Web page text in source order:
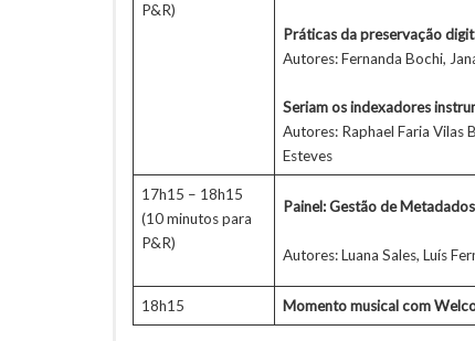
P&R)
Práticas da preservação
Autores: Fernanda Bochi,
Seriam os indexadores
Autores: Raphael Faria Vilas
Esteves
17h15 – 18h15
(10 minutos para
P&R)
Painel: Gestão de
Autores: Luana Sales, Luís
18h15 Momento musical com